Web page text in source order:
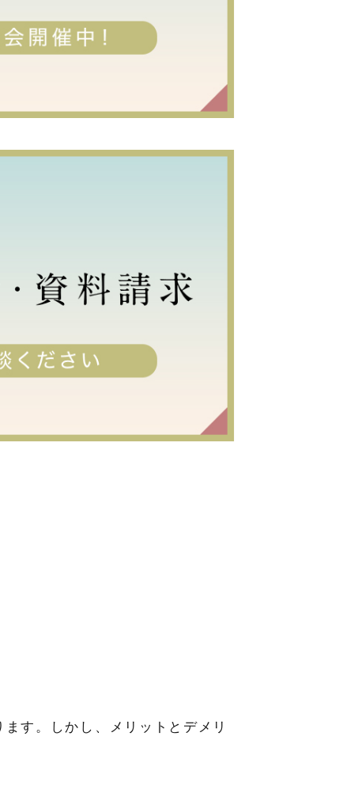
す。しかし、メリットとデメリ